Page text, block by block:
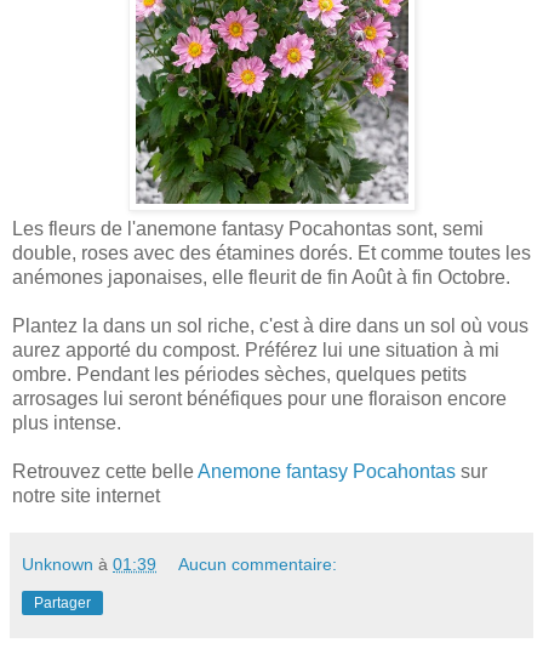
Les fleurs de l'anemone fantasy Pocahontas sont, semi
double, roses avec des étamines dorés. Et comme toutes les
anémones japonaises, elle fleurit de fin Août à fin Octobre.
Plantez la dans un sol riche, c'est à dire dans un sol où vous
aurez apporté du compost. Préférez lui une situation à mi
ombre. Pendant les périodes sèches, quelques petits
arrosages lui seront bénéfiques pour une floraison encore
plus intense.
Retrouvez cette belleAnemone fantasy Pocahontas sur
notre site internet
Unknown à 01:39 Aucun commentaire:
Partager